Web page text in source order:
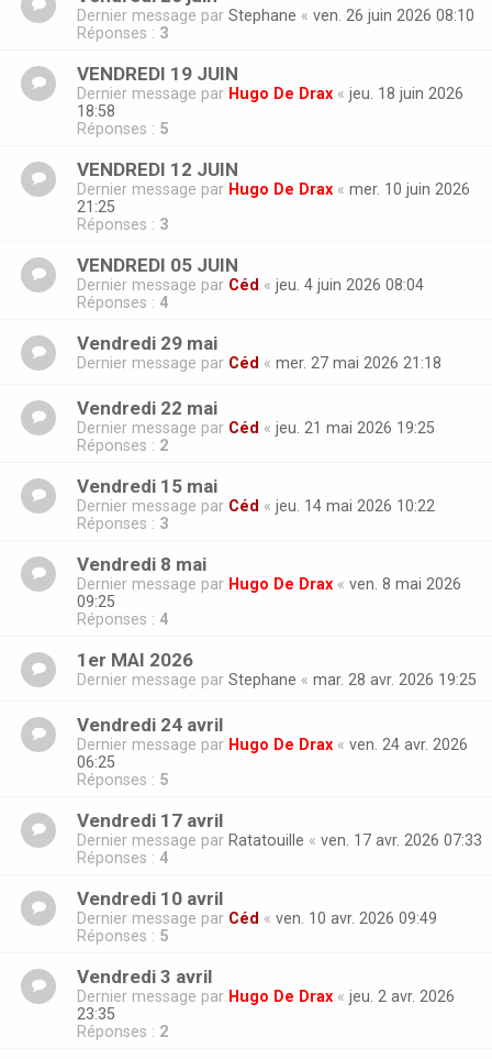
Dernier message par Stephane « ven. 26 juin 2026 08:10
Réponses : 3
VENDREDI 19 JUIN
Dernier message par Hugo De Drax « jeu. 18 juin 2026
18:58
Réponses : 5
VENDREDI 12 JUIN
Dernier message par Hugo De Drax « mer. 10 juin 2026
21:25
Réponses : 3
VENDREDI 05 JUIN
Dernier message par Céd « jeu. 4 juin 2026 08:04
Réponses : 4
Vendredi 29 mai
Dernier message par Céd « mer. 27 mai 2026 21:18
Vendredi 22 mai
Dernier message par Céd « jeu. 21 mai 2026 19:25
Réponses : 2
Vendredi 15 mai
Dernier message par Céd « jeu. 14 mai 2026 10:22
Réponses : 3
Vendredi 8 mai
Dernier message par Hugo De Drax « ven. 8 mai 2026
09:25
Réponses : 4
1er MAI 2026
Dernier message par Stephane « mar. 28 avr. 2026 19:25
Vendredi 24 avril
Dernier message par Hugo De Drax « ven. 24 avr. 2026
06:25
Réponses : 5
Vendredi 17 avril
Dernier message par Ratatouille « ven. 17 avr. 2026 07:33
Réponses : 4
Vendredi 10 avril
Dernier message par Céd « ven. 10 avr. 2026 09:49
Réponses : 5
Vendredi 3 avril
Dernier message par Hugo De Drax « jeu. 2 avr. 2026
23:35
Réponses : 2